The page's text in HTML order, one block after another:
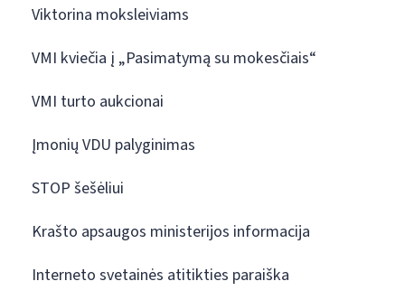
Viktorina moksleiviams
VMI kviečia į „Pasimatymą su mokesčiais“
VMI turto aukcionai
Įmonių VDU palyginimas
STOP šešėliui
Krašto apsaugos ministerijos informacija
Interneto svetainės atitikties paraiška